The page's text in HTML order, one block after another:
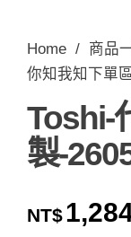
Home / 商品
你知我知下單
Toshi-
製-
NT$